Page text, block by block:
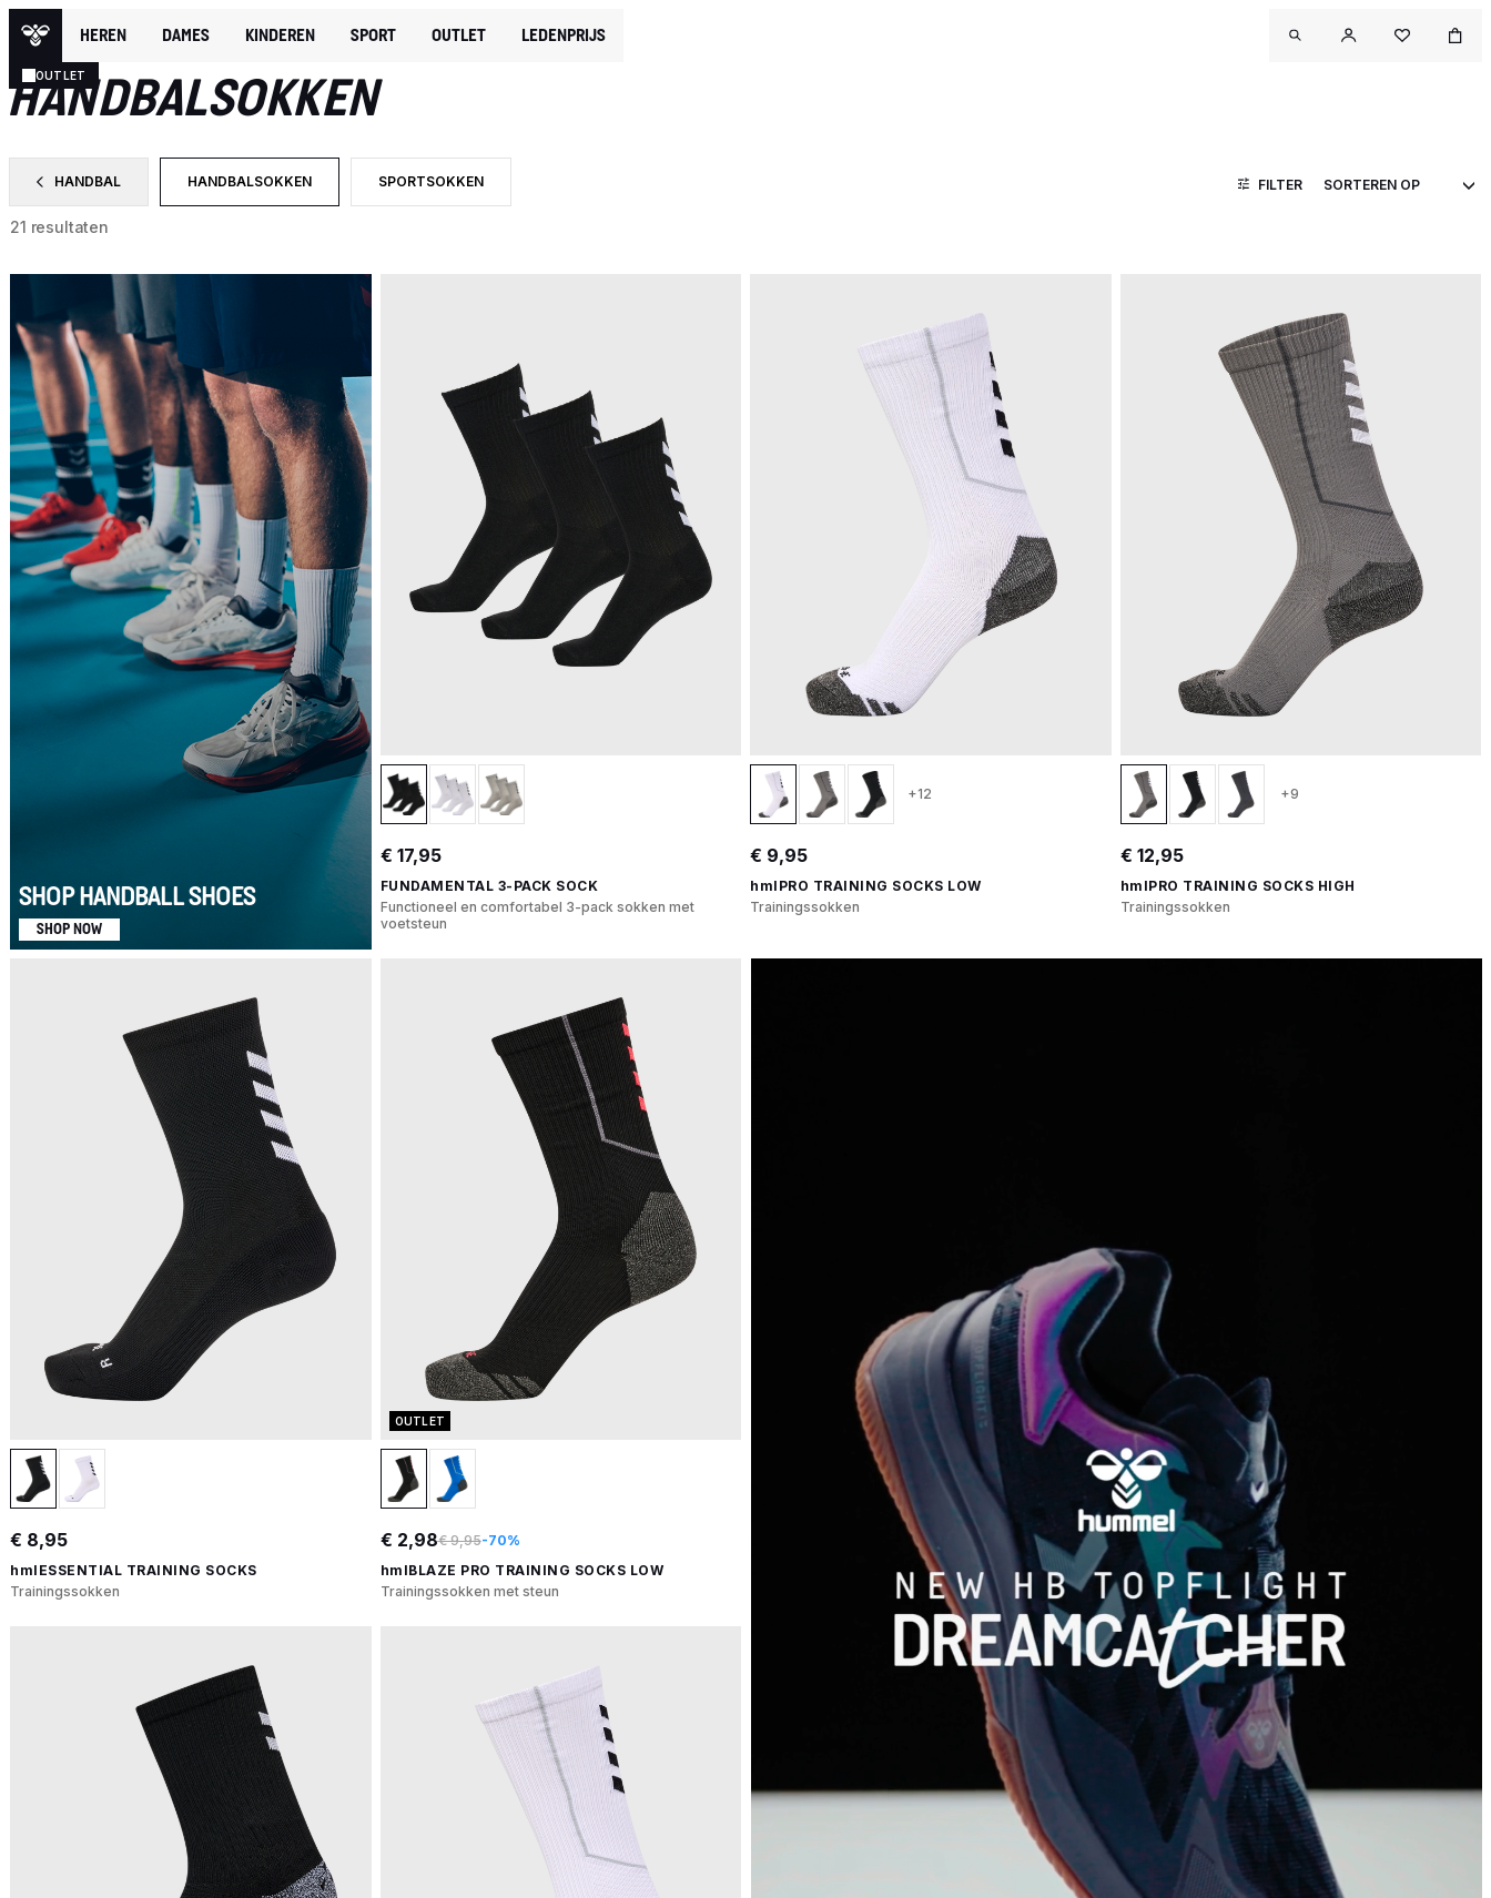
HEREN DAMES KINDEREN SPORT OUTLET LEDENPRIJS
OUTLET
HANDBALSOKKEN
HANDBAL
FILTER OP CATEGORY: HANDBAL
HANDBALSOKKENGESELECTEERD MOMENTEEL GEFILTERD OP CATEGORY: HANDBALSOKKEN
SPORTSOKKEN
FILTER OP PRODUCTTYPE: SPORTSOKKEN FILTER
21 resultaten
€ 17,95
FUNDAMENTAL 3-PACK SOCK
Functioneel en comfortabel 3-pack sokken met
voetsteun
SHOP HANDBALL SHOES
SHOP NOW
+12
€ 9,95
hmlPRO TRAINING SOCKS LOW
Trainingssokken
+9
€ 12,95
hmlPRO TRAINING SOCKS HIGH
Trainingssokken
€ 8,95
hmlESSENTIAL TRAINING SOCKS
Trainingssokken
OUTLET
€ 2,98€ 9,95-70%
hmlBLAZE PRO TRAINING SOCKS LOW
Trainingssokken met steun